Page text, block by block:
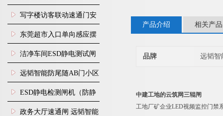
写字楼访客联动速通门安
装
东莞超市入口单向感应摆
闸安装
洁净车间ESD静电测试闸
机
远韬智能防尾随AB门小区
门禁闸机安装
​ESD静电检测闸机（防静
电门禁通道系统）
政务大厅速通闸 远韬智能
产品介绍 相关产品
品牌 远韬智
中建工地的云筑网三辊闸
工地厂矿企业LED视频监控门禁